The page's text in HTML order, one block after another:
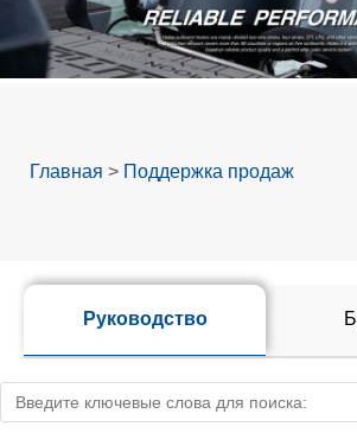
Главная > Поддержка продаж
Руководство